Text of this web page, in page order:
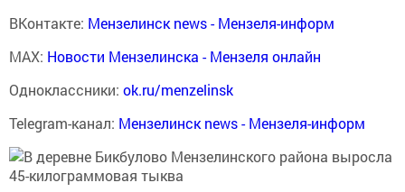
ВКонтакте: Мензелинск news - Мензеля-информ
MAX: Новости Мензелинска - Мензеля онлайн
Одноклассники: ok.ru/menzelinsk
Telegram-канал: Мензелинск news - Мензеля-информ